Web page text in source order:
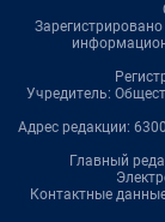
Учредитель:
Адрес редакции:
Главный
Контактные